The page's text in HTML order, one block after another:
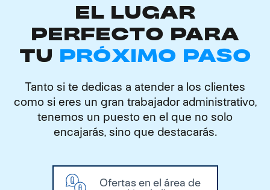
EL LUGAR
PERFECTO PARA
TU PRÓXIMO PASO
Tanto si te dedicas a atender a los clientes
como si eres un gran trabajador administrativo,
tenemos un puesto en el que no solo
encajarás, sino que destacarás.
Ofertas en el área de